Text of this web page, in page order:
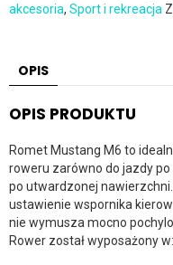
akcesoria, Sport i rekreacja
OPIS
OPIS PRODUKTU
Romet Mustang M6 to
roweru zarówno do jazdy
po utwardzonej
ustawienie wspornika
nie wymusza mocno
Rower został wyposażony w: